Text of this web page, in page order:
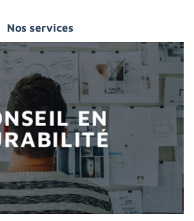
Nos services
EN